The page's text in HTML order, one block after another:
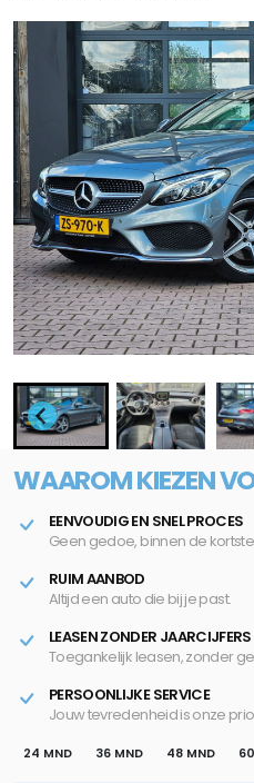
WAAROM KIEZEN
EENVOUDIG EN SNEL PROCES
Geen gedoe, binnen de
RUIM AANBOD
Altijd een auto die bij je past.
LEASEN ZONDER JAARCIJFERS
Toegankelijk leasen, zonder
PERSOONLIJKE SERVICE
Jouw tevredenheid is onze
24 MND 36 MND 48 MND